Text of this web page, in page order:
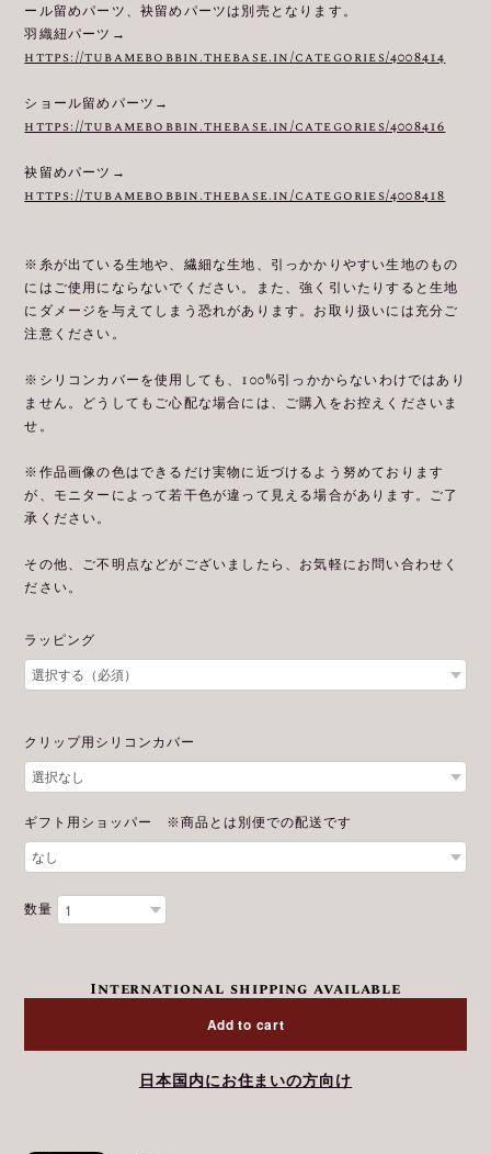
ール留めパーツ、袂留めパーツは別売となります。
羽織紐パーツ→
https://tubamebobbin.thebase.in/categories/4008414
ショール留めパーツ→
https://tubamebobbin.thebase.in/categories/4008416
袂留めパーツ→
https://tubamebobbin.thebase.in/categories/4008418
※糸が出ている生地や、繊細な生地、引っかかりやすい生地のもの
にはご使用にならないでください。また、強く引いたりすると生地
にダメージを与えてしまう恐れがあります。お取り扱いには充分ご
注意ください。
※シリコンカバーを使用しても、100%引っかからないわけではあり
ません。どうしてもご心配な場合には、ご購入をお控えくださいま
せ。
※作品画像の色はできるだけ実物に近づけるよう努めております
が、モニターによって若干色が違って見える場合があります。ご了
承ください。
その他、ご不明点などがございましたら、お気軽にお問い合わせく
ださい。
ラッピング
クリップ用シリコンカバー
ギフト用ショッパー ※商品とは別便での配送です
数量
International shipping available
Add to cart
日本国内にお住まいの方向け